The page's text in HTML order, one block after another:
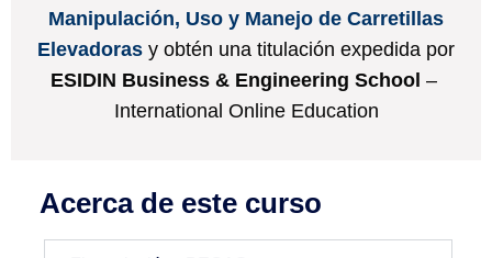
Manipulación, Uso y Manejo de Carretillas
Elevadoras y obtén una titulación expedida por
ESIDIN Business & Engineering School –
International Online Education
Acerca de este curso